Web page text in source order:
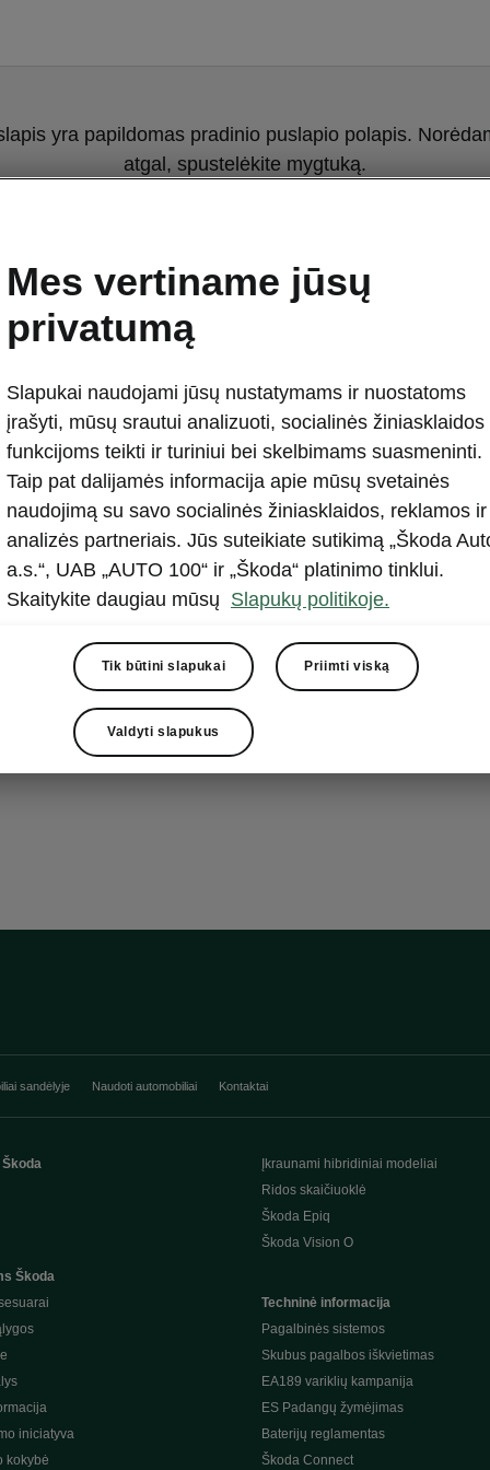
yra papildomas pradinio puslapio polapis.
atgal, spustelėkite mygtuką.
13" Plus“
Škoda „Navigation“ informacinė-pramoginė sistema
iškeltas ekranas
sandėlyje Naudoti automobiliai Kontaktai
Škoda
iniciatyva
kokybė
Įkraunami hibridiniai modeliai
Ridos skaičiuoklė
Škoda Epiq
Škoda Vision O
Techninė informacija
Pagalbinės sistemos
Skubus pagalbos iškvietimas
EA189 variklių kampanija
ES Padangų žymėjimas
Baterijų reglamentas
Škoda Connect
Mes vertiname jūsų
privatumą
Slapukai naudojami jūsų nustatymams ir nuostatoms
įrašyti, mūsų srautui analizuoti, socialinės žiniasklaidos
funkcijoms teikti ir turiniui bei skelbimams suasmeninti.
Taip pat dalijamės informacija apie mūsų svetainės
naudojimą su savo socialinės žiniasklaidos, reklamos ir
analizės partneriais. Jūs suteikiate sutikimą „Škoda
a.s.“, UAB „AUTO 100“ ir „Škoda“ platinimo tinklui.
Skaitykite daugiau mūsų Slapukų politikoje.
Tik būtini slapukai Priimti viską
Valdyti slapukus